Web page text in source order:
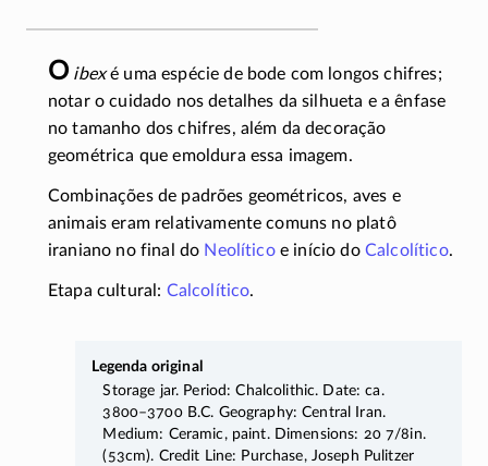
O ibexé uma espécie de bode com longos chifres;
notar o cuidado nos detalhes da silhueta e a ênfase
no tamanho dos chifres, além da decoração
geométrica que emoldura essa imagem.
Combinações de padrões geométricos, aves e
animais eram relativamente comuns no platô
iraniano no final do Neolíticoe início do Calcolítico.
Etapa cultural: Calcolítico.
Legenda original
Storage jar. Period: Chalcolithic. Date: ca.
3800–3700B.C. Geography: Central Iran.
Medium: Ceramic, paint. Dimensions: 20 7/8in.
(53cm). Credit Line: Purchase, Joseph Pulitzer